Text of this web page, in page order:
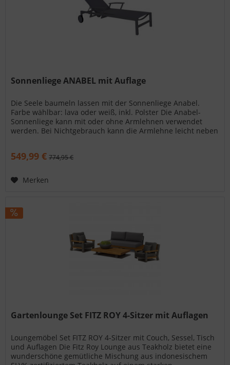
Sonnenliege ANABEL mit Auflage
Die Seele baumeln lassen mit der Sonnenliege Anabel.
Farbe wählbar: lava oder weiß, inkl. Polster Die Anabel-
Sonnenliege kann mit oder ohne Armlehnen verwendet
werden. Bei Nichtgebrauch kann die Armlehne leicht neben
549,99 € 774,95 €
Merken
Gartenlounge Set FITZ ROY 4-Sitzer mit Auflagen
Loungemöbel Set FITZ ROY 4-Sitzer mit Couch, Sessel, Tisch
und Auflagen Die Fitz Roy Lounge aus Teakholz bietet eine
wunderschöne gemütliche Mischung aus indonesischem